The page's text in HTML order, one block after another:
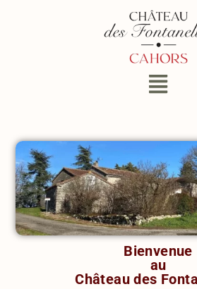
Bienvenue
au
Château des